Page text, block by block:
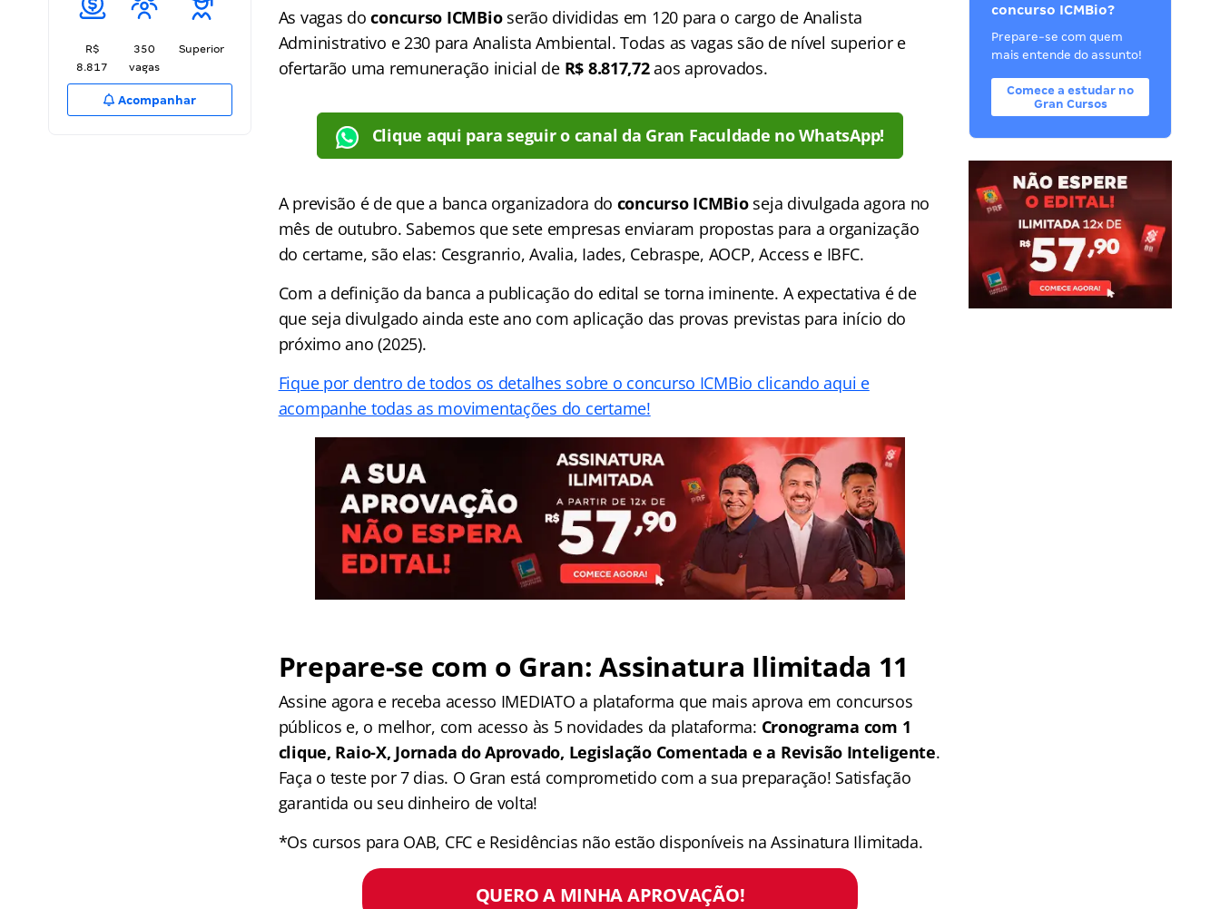
R$
8.817
350
vagas
Superior
Acompanhar
As vagas doconcurso ICMBioserão divididas em 120 para o cargo de Analista
Administrativo e 230 para Analista Ambiental. Todas as vagas são de nível superior e
ofertarão uma remuneração inicial de R$ 8.817,72aos aprovados.
Clique aqui para seguir o canal da Gran Faculdade no WhatsApp!
A previsão é de que a banca organizadora do concurso ICMBio seja divulgada agora no
mês de outubro. Sabemos que sete empresas enviaram propostas para a organização
do certame, são elas: Cesgranrio, Avalia, Iades, Cebraspe, AOCP, Access e IBFC.
Com a definição da banca a publicação do edital se torna iminente. A expectativa é de
que seja divulgado ainda este ano com aplicação das provas previstas para início do
próximo ano (2025).
Fique por dentro de todos os detalhes sobre o concurso ICMBio clicando aqui e
acompanhe todas as movimentações do certame!
Prepare-se com o Gran: Assinatura Ilimitada 11
Assine agora e receba acesso IMEDIATO a plataforma que mais aprova em concursos
públicos e, o melhor, com acesso às 5 novidades da plataforma: Cronograma com 1
clique, Raio-X, Jornada do Aprovado, Legislação Comentada e a Revisão Inteligente.
Faça o teste por 7 dias. O Gran está comprometido com a sua preparação! Satisfação
garantida ou seu dinheiro de volta!
*Os cursos para OAB, CFC e Residências não estão disponíveis na Assinatura Ilimitada.
QUERO A MINHA APROVAÇÃO!
concurso ICMBio?
Prepare-se com quem
mais entende do assunto!
Comece a estudar no
Gran Cursos